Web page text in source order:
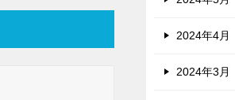
2024年4月
2024年3月